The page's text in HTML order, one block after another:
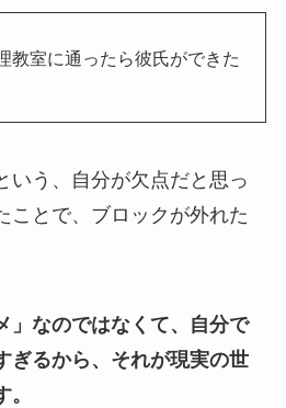
教室に通ったら彼氏ができた
いう、自分が欠点だと思っ
ことで、ブロックが外れた
」なのではなくて、自分で
ぎるから、それが現実の世